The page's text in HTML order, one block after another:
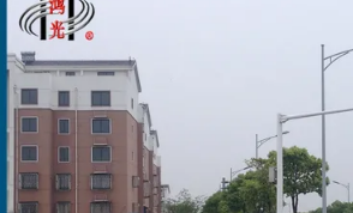
SITEMAP
PRIVACYBELEID